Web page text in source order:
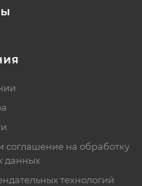
соглашение на обработку
данных
технологий